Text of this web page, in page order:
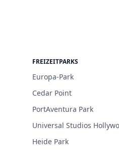
FREIZEITPARKS
Europa-Park
Cedar Point
PortAventura Park
Universal Studios
Heide Park